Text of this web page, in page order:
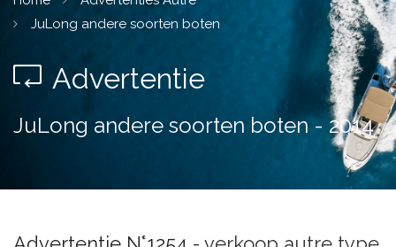
JuLong andere soorten boten
Advertentie
JuLong andere soorten boten - 2014